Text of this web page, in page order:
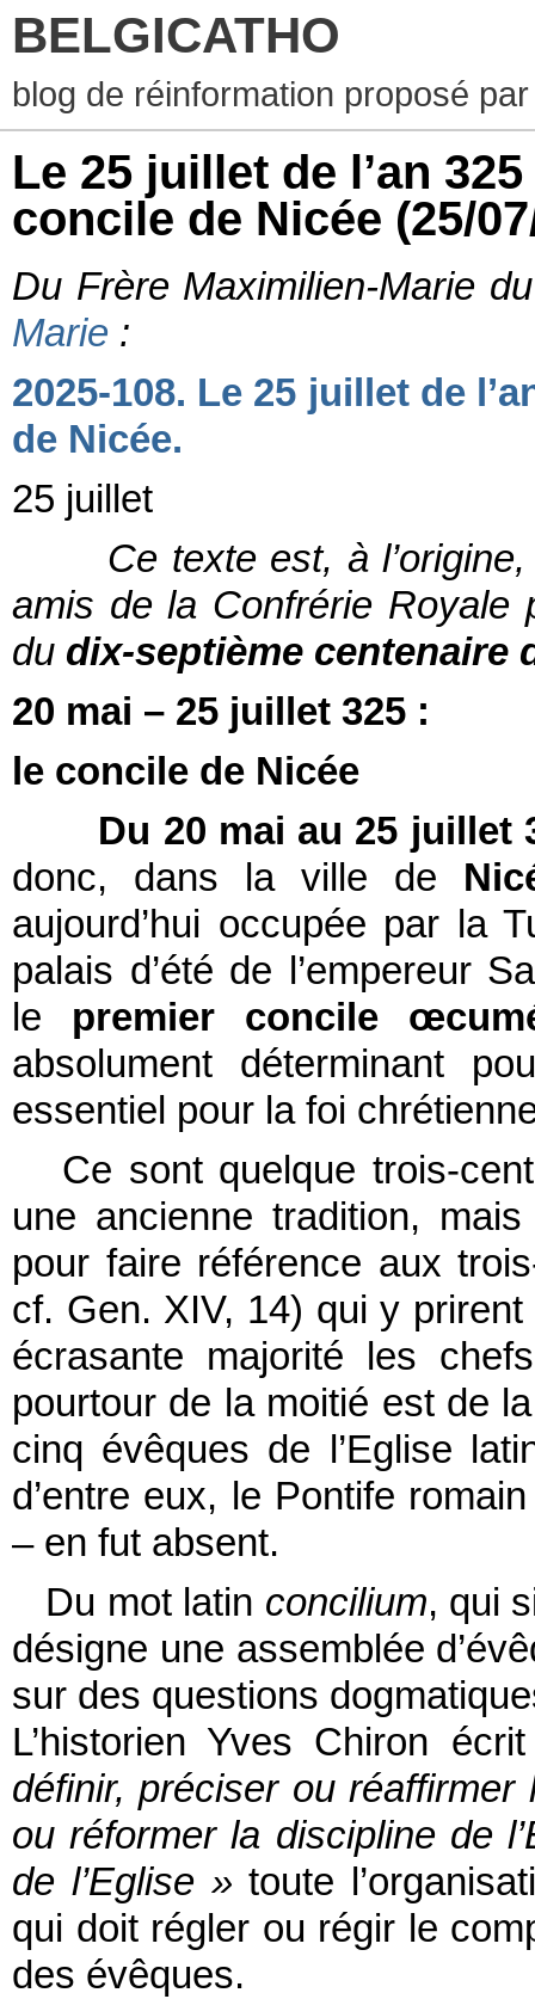
BELGICATHO
blog de réinformation proposé
Le 25 juillet de l’an
concile de Nicée (25/
Du Frère Maximilien-Marie
Marie :
2025-108. Le 25 juillet de
de Nicée.
25 juillet
Ce texte est, à l’origine,
amis de la Confrérie
du dix-septième centenaire
20 mai – 25 juillet 325 :
le concile de Nicée
Du 20 mai au 25 juillet
donc, dans la ville de
aujourd’hui occupée par la
palais d’été de l’empereur
le premier concile
absolument déterminant
essentiel pour la foi
Ce sont quelque trois-
une ancienne tradition,
pour faire référence aux
cf. Gen. XIV, 14) qui y
écrasante majorité les
pourtour de la moitié est de
cinq évêques de l’Eglise
d’entre eux, le Pontife
– en fut absent.
Du mot latin concilium, qui
désigne une assemblée
sur des questions
L’historien Yves Chiron
définir, préciser ou
ou réformer la discipline de
de l’Eglise » toute
qui doit régler ou régir le
des évêques.